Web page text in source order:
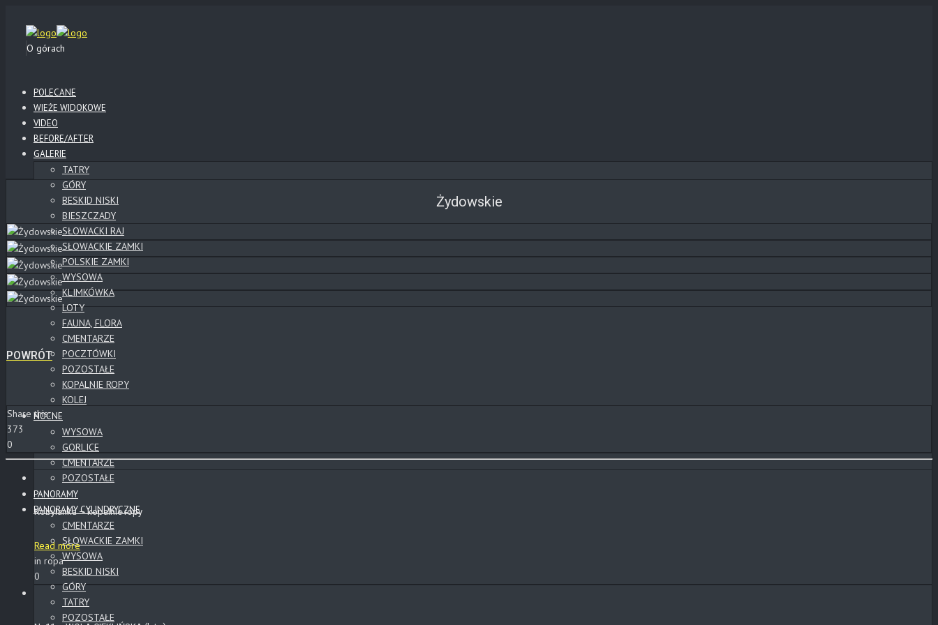
O górach
POLECANE
WIEŻE WIDOKOWE
VIDEO
BEFORE/AFTER
GALERIE
TATRY
GÓRY
BESKID NISKI
BIESZCZADY
SŁOWACKI RAJ
SŁOWACKIE ZAMKI
POLSKIE ZAMKI
WYSOWA
KLIMKÓWKA
LOTY
FAUNA, FLORA
CMENTARZE
POCZTÓWKI
POZOSTAŁE
KOPALNIE ROPY
KOLEJ
NOCNE
WYSOWA
GORLICE
CMENTARZE
POZOSTAŁE
PANORAMY
PANORAMY CYLINDRYCZNE
CMENTARZE
SŁOWACKIE ZAMKI
WYSOWA
BESKID NISKI
GÓRY
TATRY
POZOSTAŁE
Żydowskie
POWRÓT
Share this:
373
0
Kobylanka – kopalnie ropy
Read more
in ropa
0